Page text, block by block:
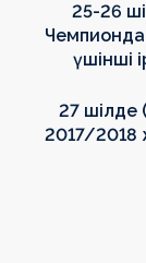
25-26
үшінші
27 шілде
2017/2018